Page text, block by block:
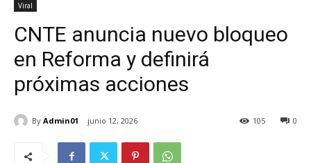
Viral
CNTE anuncia nuevo bloqueo
en Reforma y definirá
próximas acciones
By Admin01 junio 12, 2026 0
105